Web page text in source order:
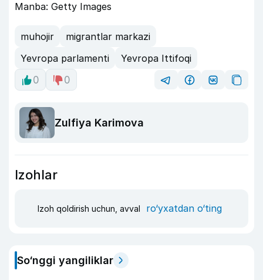
Manba: Getty Images
muhojir
migrantlar markazi
Yevropa parlamenti
Yevropa Ittifoqi
0
0
Zulfiya Karimova
Izohlar
Izoh qoldirish uchun, avval ro‘yxatdan o‘ting
So‘nggi yangiliklar